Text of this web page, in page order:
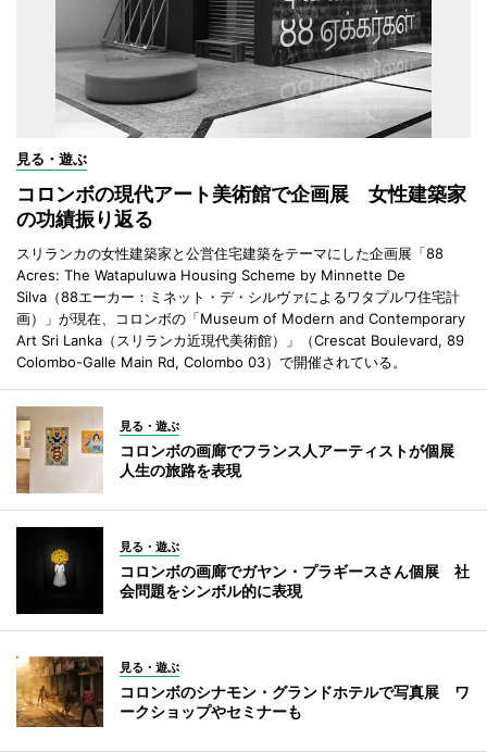
見る・遊ぶ
コロンボの現代アート美術館で企画展 女性建築家
の功績振り返る
スリランカの女性建築家と公営住宅建築をテーマにした企画展「88
Acres: The Watapuluwa Housing Scheme by Minnette De
Silva（88エーカー：ミネット・デ・シルヴァによるワタプルワ住宅計
画）」が現在、コロンボの「Museum of Modern and Contemporary
Art Sri Lanka（スリランカ近現代美術館）」（Crescat Boulevard, 89
Colombo-Galle Main Rd, Colombo 03）で開催されている。
見る・遊ぶ
コロンボの画廊でフランス人アーティストが個展
人生の旅路を表現
見る・遊ぶ
コロンボの画廊でガヤン・プラギースさん個展 社
会問題をシンボル的に表現
見る・遊ぶ
コロンボのシナモン・グランドホテルで写真展 ワ
ークショップやセミナーも